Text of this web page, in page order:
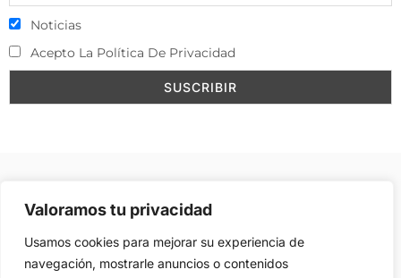
Valoramos tu privacidad
Usamos cookies para mejorar su experiencia de
navegación, mostrarle anuncios o contenidos
Noticias
Acepto La Política De Privacidad
Aviso Legal Política de Cookies
Publicidad